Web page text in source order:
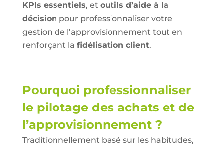
KPIs essentiels, et outils d’aide à la
décision pour professionnaliser votre
gestion de l’approvisionnement tout en
renforçant la fidélisation client.
Pourquoi professionnaliser
le pilotage des achats et de
l’approvisionnement ?
Traditionnellement basé sur les habitudes,